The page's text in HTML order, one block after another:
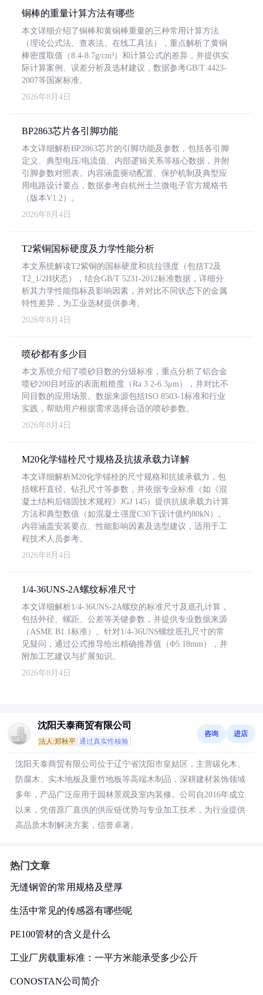
铜棒的重量计算方法有哪些
本文详细介绍了铜棒和黄铜棒重量的三种常用计算方法
（理论公式法、查表法、在线工具法），重点解析了黄铜
棒密度取值（8.4-8.7g/cm³）和计算公式的差异，并提供实
际计算案例、误差分析及选材建议，数据参考GB/T 4423-
2007等国家标准。
2026年8月4日
BP2863芯片各引脚功能
本文详细解析BP2863芯片的引脚功能及参数，包括各引脚
定义、典型电压/电流值、内部逻辑关系等核心数据，并附
引脚参数对照表。内容涵盖驱动配置、保护机制及典型应
用电路设计要点，数据参考自杭州士兰微电子官方规格书
（版本V1.2）。
2026年8月4日
T2紫铜国标硬度及力学性能分析
本文系统解读T2紫铜的国标硬度和抗拉强度（包括T2及
T2_1/2H状态），结合GB/T 5231-2012标准数据，详细分
析其力学性能指标及影响因素，并对比不同状态下的金属
特性差异，为工业选材提供参考。
2026年8月4日
喷砂都有多少目
本文系统介绍了喷砂目数的分级标准，重点分析了铝合金
喷砂200目对应的表面粗糙度（Ra 3.2-6.3μm），并对比不
同目数的应用场景。数据来源包括ISO 8503-1标准和行业
实践，帮助用户根据需求选择合适的喷砂参数。
2026年8月4日
M20化学锚栓尺寸规格及抗拔承载力详解
本文详细解析M20化学锚栓的尺寸规格和抗拔承载力，包
括螺杆直径、钻孔尺寸等参数，并依据专业标准（如《混
凝土结构后锚固技术规程》JGJ 145）提供抗拔承载力计算
方法和典型数值（如混凝土强度C30下设计值约80kN）。
内容涵盖安装要点、性能影响因素及选型建议，适用于工
程技术人员参考。
2026年8月4日
1/4-36UNS-2A螺纹标准尺寸
本文详细解析1/4-36UNS-2A螺纹的标准尺寸及底孔计算，
包括外径、螺距、公差等关键参数，并提供专业数据来源
（ASME B1.1标准）。针对1/4-36UNS螺纹底孔尺寸的常
见疑问，通过公式推导给出精确推荐值（Φ5.18mm），并
附加工艺建议与扩展知识。
2026年8月4日
沈阳天泰商贸有限公司
法人:郑秋平 通过真实性核验
咨询 进店
沈阳天泰商贸有限公司位于辽宁省沈阳市皇姑区，主营碳化木、
防腐木、实木地板及重竹地板等高端木制品，深耕建材装饰领域
多年，产品广泛应用于园林景观及室内装修。公司自2016年成立
以来，凭借原厂直供的供应链优势与专业加工技术，为行业提供
高品质木制解决方案，信誉卓著。
热门文章
无缝钢管的常用规格及壁厚
生活中常见的传感器有哪些呢
PE100管材的含义是什么
工业厂房载重标准：一平方米能承受多少公斤
CONOSTAN公司简介